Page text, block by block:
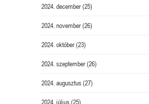
2024. december(25)
2024. november(26)
2024. október(23)
2024. szeptember(26)
2024. augusztus(27)
2024. július(25)